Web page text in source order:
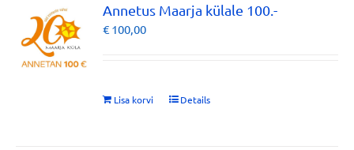
Annetus Maarja külale 100.-
€ 100,00
Lisa korvi Details